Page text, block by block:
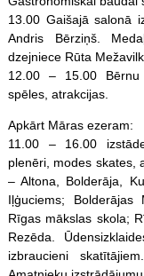
13.00 Gaišajā salonā
Andris Bērziņš.
dzejniece Rūta
12.00 – 15.00 Bērnu
spēles, atrakcijas.
Apkārt Māras ezeram:
11.00 – 16.00
plenēri, modes skates,
– Altona, Bolderāja,
Iļģuciems;
Rīgas mākslas skola;
Rezēda.
izbraucieni